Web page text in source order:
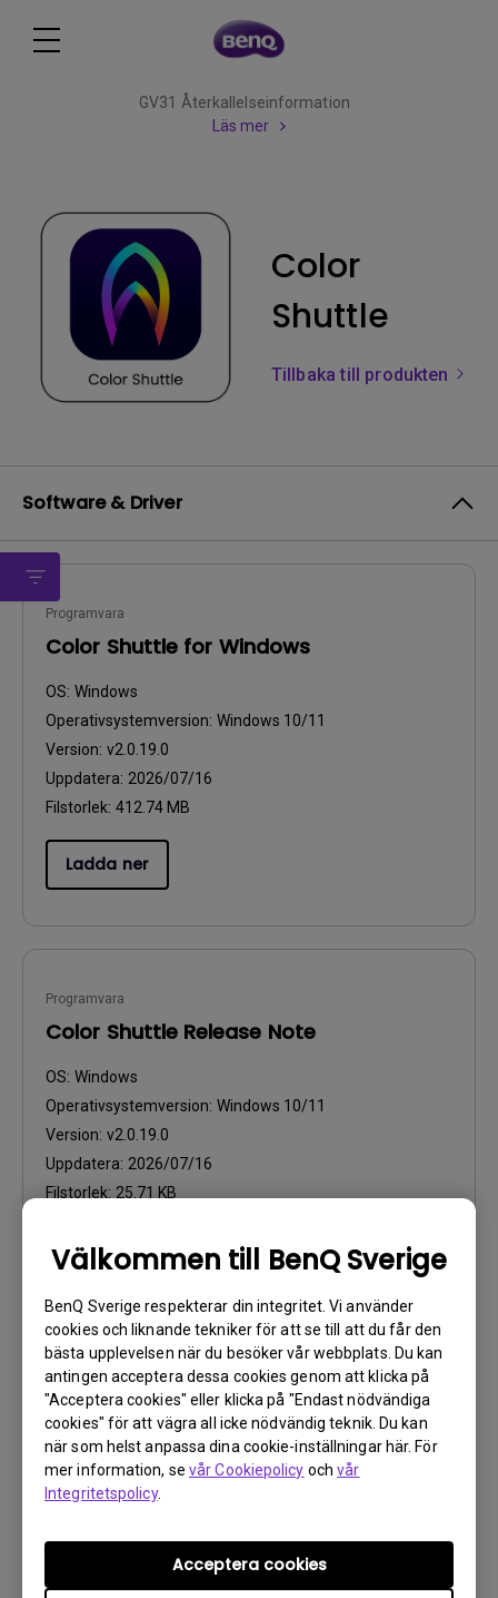
Välkommen till BenQ Sverige
BenQ Sverige respekterar din integritet. Vi använder
cookies och liknande tekniker för att se till att du får den
bästa upplevelsen när du besöker vår webbplats. Du kan
antingen acceptera dessa cookies genom att klicka på
"Acceptera cookies" eller klicka på "Endast nödvändiga
cookies" för att vägra all icke nödvändig teknik. Du kan
när som helst anpassa dina cookie-inställningar här. För
mer information, se vår Cookiepolicy ochvår
Integritetspolicy.
Acceptera cookies
GV31 Återkallelseinformation
Läs mer
Color
Shuttle
Tillbaka till produkten
Software & Driver
Programvara
Color Shuttle for Windows
OS: Windows
Operativsystemversion: Windows 10/11
Version: v2.0.19.0
Uppdatera: 2026/07/16
Filstorlek: 412.74 MB
Ladda ner
Programvara
Color Shuttle Release Note
OS: Windows
Operativsystemversion: Windows 10/11
Version: v2.0.19.0
Uppdatera: 2026/07/16
Filstorlek: 25.71 KB
Ladda ner
Programvara
Color Shuttle Release Note
Mac
Operativsystemversion: